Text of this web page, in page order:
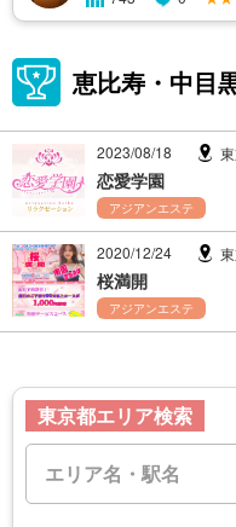
恵比寿・中目
2023/08/18
恋愛学園
アジアンエステ
2020/12/24
桜満開
アジアンエステ
東京都エリア検索